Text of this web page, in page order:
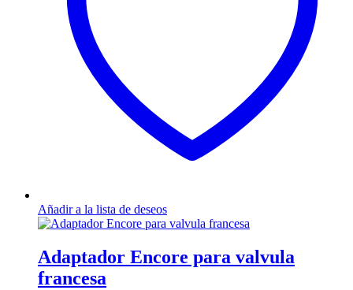
Añadir a la lista de deseos
Adaptador Encore para valvula
francesa